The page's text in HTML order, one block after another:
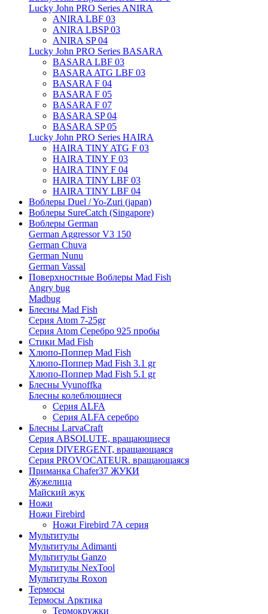
Lucky John PRO Series ANIRA
ANIRA LBF 03
ANIRA LBSP 03
ANIRA SP 04
Lucky John PRO Series BASARA
BASARA LBF 03
BASARA ATG LBF 03
BASARA F 04
BASARA F 05
BASARA F 07
BASARA SP 04
BASARA SP 05
Lucky John PRO Series HAIRA
HAIRA TINY ATG F 03
HAIRA TINY F 03
HAIRA TINY F 04
HAIRA TINY LBF 03
HAIRA TINY LBF 04
Воблеры Duel / Yo-Zuri (japan)
Воблеры SureCatch (Singapore)
Воблеры German
German Aggressor V3 150
German Chuva
German Nunu
German Vassal
Поверхностные Воблеры Mad Fish
Angry bug
Madbug
Блесны Mad Fish
Серия Atom 7-25gr
Серия Atom Серебро 925 пробы
Стики Mad Fish
Хлюпо-Поппер Mad Fish
Хлюпо-Поппер Mad Fish 3.1 gr
Хлюпо-Поппер Mad Fish 5.1 gr
Блесны Vyunoffka
Блесны колеблющиеся
Серия ALFA
Серия ALFA серебро
Блесны LarvaCraft
Серия ABSOLUTE, вращающиеся
Серия DIVERGENT, вращающаяся
Серия PROVOCATEUR. вращающаяся
Приманка Chafer37 ЖУКИ
Жужелица
Майский жук
Ножи
Ножи Firebird
Ножи Firebird 7А серия
Мультитулы
Мультитулы Adimanti
Мультитулы Ganzo
Мультитулы NexTool
Мультитулы Roxon
Термосы
Термосы Арктика
Термокружки